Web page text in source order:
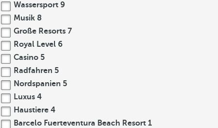
Wassersport 9
Musik 8
Große Resorts 7
Royal Level 6
Casino 5
Radfahren 5
Nordspanien 5
Luxus 4
Haustiere 4
Barcelo Fuerteventura Beach Resort 1